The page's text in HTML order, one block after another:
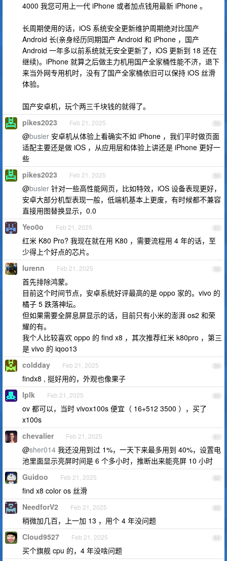
4000 我您可用上一代 iPhone 或者加点钱用最新 iPhone 。
长周期使用的话，iOS 系统安全更新维护周期绝对比国产
Android 长(亲身经历同期国产 Android 和 iPhone ，国产
Android 一年多以前系统就无安全更新了，iOS 更新到 18 还在
继续)。iPhone 就算之后做主力机用国产全家桶性能不济，退下
来当外网专用机时，没有了国产全家桶依旧可以保持 iOS 丝滑
体验。
国产安卓机，玩个两三千块钱的就得了。
55
pikes2023 Feb 21, 2025
@busier 安卓机从体验上看确实不如 iPhone ，我们平时做页面
适配主要还是做 iOS ，从应用层和体验上讲还是 iPhone 更好一
些
56
pikes2023 Feb 21, 2025
@busier 针对一些高性能网页，比如特效，iOS 设备表现更好，
安卓大部分机型表现一般，低端机基本上更废，有时候都不兼容
直接用图替换显示，0.0
57
Yeo0o Feb 21, 2025
红米 K80 Pro? 我现在就在用 K80 ，需要流程用 4 年的话，至
少得上个好点的芯片。
58
lurenn Feb 21, 2025
首先排除鸿蒙。
目前这个时间节点，安卓系统好评最高的是 oppo 家的。vivo 的
橘子 5 跌落神坛。
但如果需要全屏息屏显示的话，目前只有小米的澎湃 os2 和荣
耀的有。
我个人比较喜欢 oppo 的 find x8 ，其次推荐红米 k80pro ，第三
是 vivo 的 iqoo13
59
coldday Feb 21, 2025
findx8 , 挺好用的，外观也像果子
60
lplk Feb 21, 2025
ov 都可以，当时 vivox100s 便宜（ 16+512 3500 ），买了
x100s
61
chevalier Feb 21, 2025
@sher014 我还没用到过 1%，一天下来最多用到 40%，设置电
池里面显示亮屏时间是 6 个多小时，推断出来能亮屏 10 小时
62
Guidoo Feb 21, 2025
find x8 color os 丝滑
63
NeedforV2 Feb 21, 2025
稍微加几百，上一加 13 ，用个 4 年没问题
64
Cloud9527 Feb 21, 2025
买个旗舰 cpu 的，4 年没啥问题